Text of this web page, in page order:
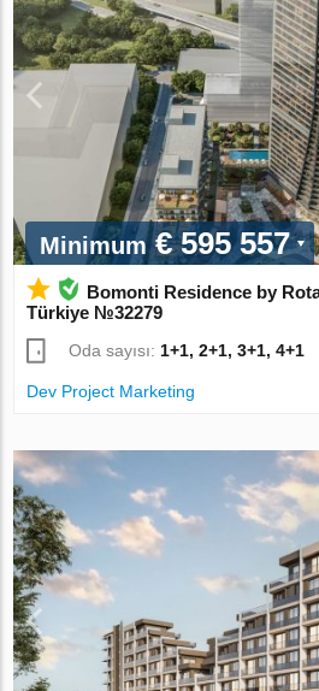
Minimum€ 595 557
Bomonti Residence by
Türkiye №32279
Oda sayısı: 1+1, 2+1, 3+1, 4+1
Dev Project Marketing